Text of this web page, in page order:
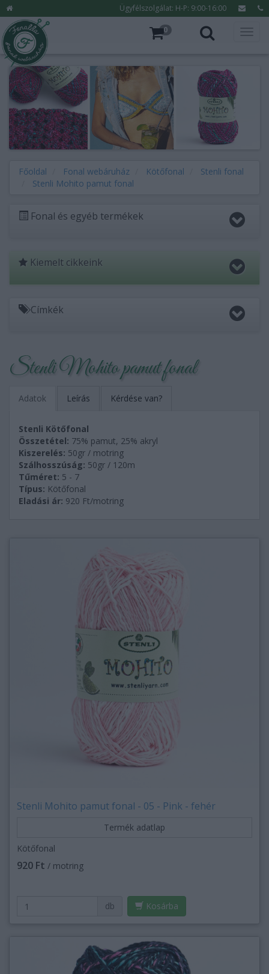
Ügyfélszolgálat: H-P: 9:00-16:00
0
Főoldal Fonal webáruház Kötőfonal
Stenli fonal
Stenli Mohito pamut fonal
Fonal és egyéb termékek
Kiemelt cikkeink
Címkék
Stenli Mohito pamut fonal
Adatok Leírás Kérdése van?
Stenli Kötőfonal
Összetétel: 75% pamut, 25% akryl
Kiszerelés: 50gr / motring
Szálhosszúság: 50gr / 120m
Tűméret: 5 - 7
Típus: Kötőfonal
Eladási ár: 920 Ft/motring
Stenli Mohito pamut fonal - 05 - Pink - fehér
Termék adatlap
Kötőfonal
920 Ft / motring
db Kosárba